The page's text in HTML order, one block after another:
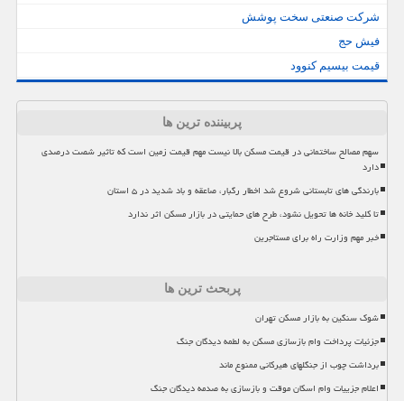
شرکت صنعتی سخت پوشش
فیش حج
قیمت بیسیم کنوود
پربیننده ترین ها
سهم مصالح ساختمانی در قیمت مسکن بالا نیست مهم قیمت زمین است که تاثیر شصت درصدی
دارد
بارندگی های تابستانی شروع شد اخطار رگبار، صاعقه و باد شدید در ۵ استان
تا کلید خانه ها تحویل نشود، طرح های حمایتی در بازار مسکن اثر ندارد
خبر مهم وزارت راه برای مستاجرین
پربحث ترین ها
شوک سنگین به بازار مسکن تهران
جزئیات پرداخت وام بازسازی مسکن به لطمه دیدگان جنگ
برداشت چوب از جنگلهای هیرکانی ممنوع ماند
اعلام جزییات وام اسکان موقت و بازسازی به صدمه دیدگان جنگ